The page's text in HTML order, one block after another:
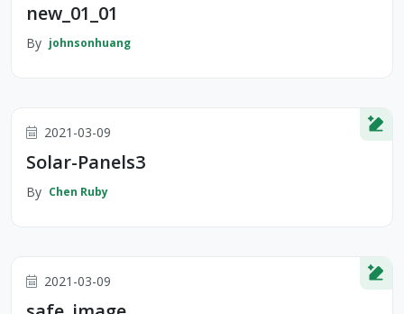
new_01_01
By johnsonhuang
2021-03-09
Solar-Panels3
By Chen Ruby
2021-03-09